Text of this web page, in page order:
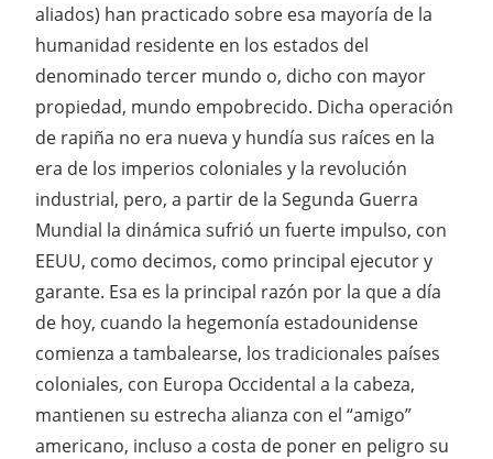
aliados) han practicado sobre esa mayoría de la
humanidad residente en los estados del
denominado tercer mundo o, dicho con mayor
propiedad, mundo empobrecido. Dicha operación
de rapiña no era nueva y hundía sus raíces en la
era de los imperios coloniales y la revolución
industrial, pero, a partir de la Segunda Guerra
Mundial la dinámica sufrió un fuerte impulso, con
EEUU, como decimos, como principal ejecutor y
garante. Esa es la principal razón por la que a día
de hoy, cuando la hegemonía estadounidense
comienza a tambalearse, los tradicionales países
coloniales, con Europa Occidental a la cabeza,
mantienen su estrecha alianza con el “amigo”
americano, incluso a costa de poner en peligro su